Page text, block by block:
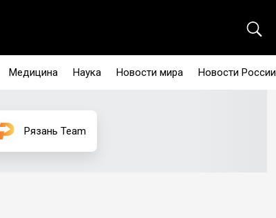
Медицина Наука Новости мира Новости России
Рязань Team